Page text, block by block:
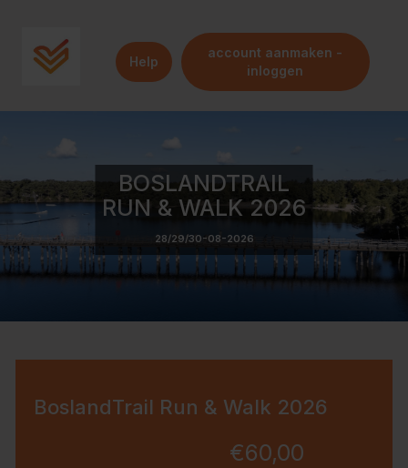
Help
account aanmaken -
inloggen
BOSLANDTRAIL
RUN & WALK 2026
28/29/30-08-2026
BoslandTrail Run & Walk 2026
€60,00